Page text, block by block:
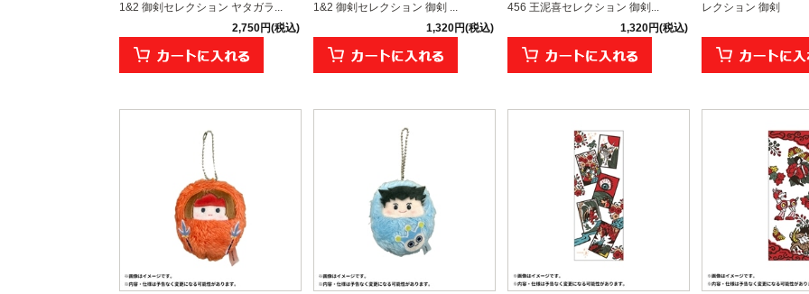
1&2 御剣セレクション ヤタガラ...
2,750円(税込)
1&2 御剣セレクション 御剣 ...
1,320円(税込)
456 王泥喜セレクション 御剣...
1,320円(税込)
レクション 御剣